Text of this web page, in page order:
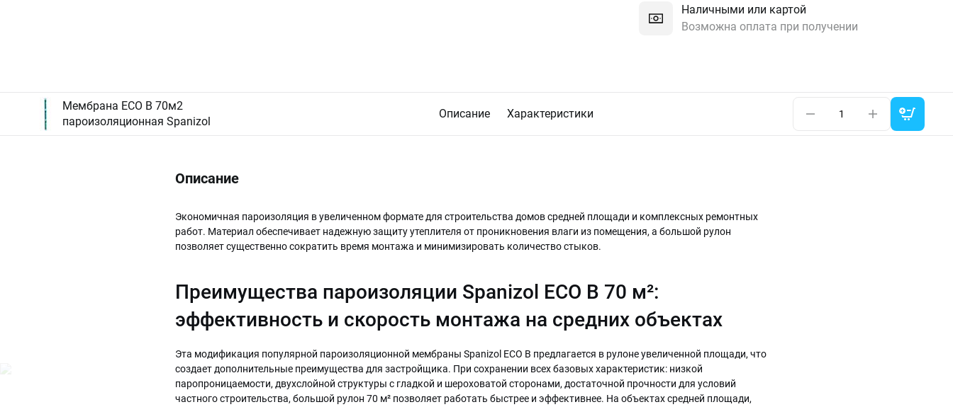
Наличными или картой
Возможна оплата при получении
Мембрана ECO B 70м2
пароизоляционная Spanizol
Описание Характеристики
Описание
Экономичная пароизоляция в увеличенном формате для строительства домов средней площади и комплексных ремонтных
работ. Материал обеспечивает надежную защиту утеплителя от проникновения влаги из помещения, а большой рулон
позволяет существенно сократить время монтажа и минимизировать количество стыков.
Преимущества пароизоляции Spanizol ECO B 70 м²:
эффективность и скорость монтажа на средних объектах
Эта модификация популярной пароизоляционной мембраны Spanizol ECO B предлагается в рулоне увеличенной площади, что
создает дополнительные преимущества для застройщика. При сохранении всех базовых характеристик: низкой
паропроницаемости, двухслойной структуры с гладкой и шероховатой сторонами, достаточной прочности для условий
частного строительства, большой рулон 70 м² позволяет работать быстрее и эффективнее. На объектах средней площади,